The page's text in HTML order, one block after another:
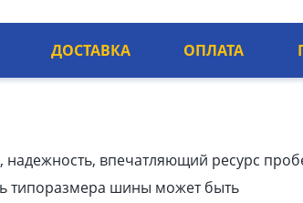
ДОСТАВКА ОПЛАТА
надежность, впечатляющий ресурс
типоразмера шины может быть